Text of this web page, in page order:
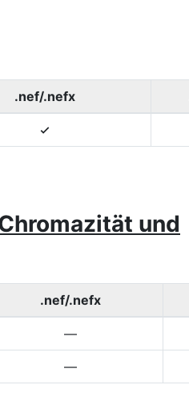
.nef/.nefx
4
und
.nef/.nefx
—
—